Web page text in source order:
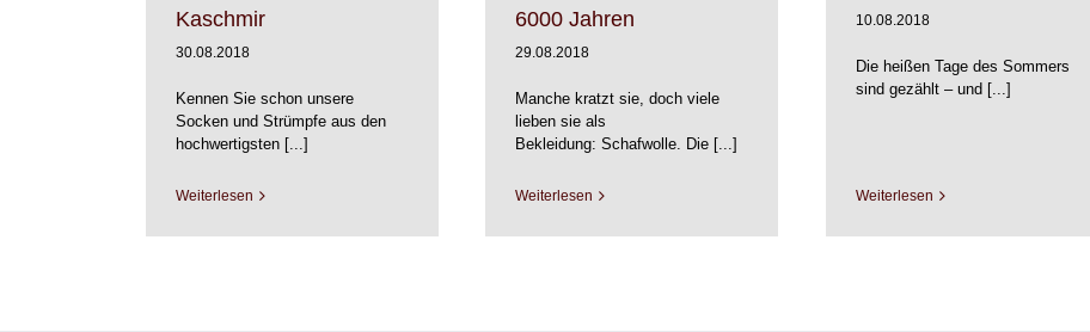
Kaschmir
30.08.2018
Kennen Sie schon unsere
Socken und Strümpfe aus den
hochwertigsten [...]
Weiterlesen
6000 Jahren
29.08.2018
Manche kratzt sie, doch viele
lieben sie als
Bekleidung: Schafwolle. Die [...]
Weiterlesen
10.08.2018
Die heißen Tage des Sommers
sind gezählt – und [...]
Weiterlesen